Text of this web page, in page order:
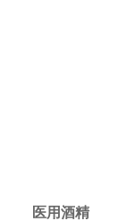
医用酒精